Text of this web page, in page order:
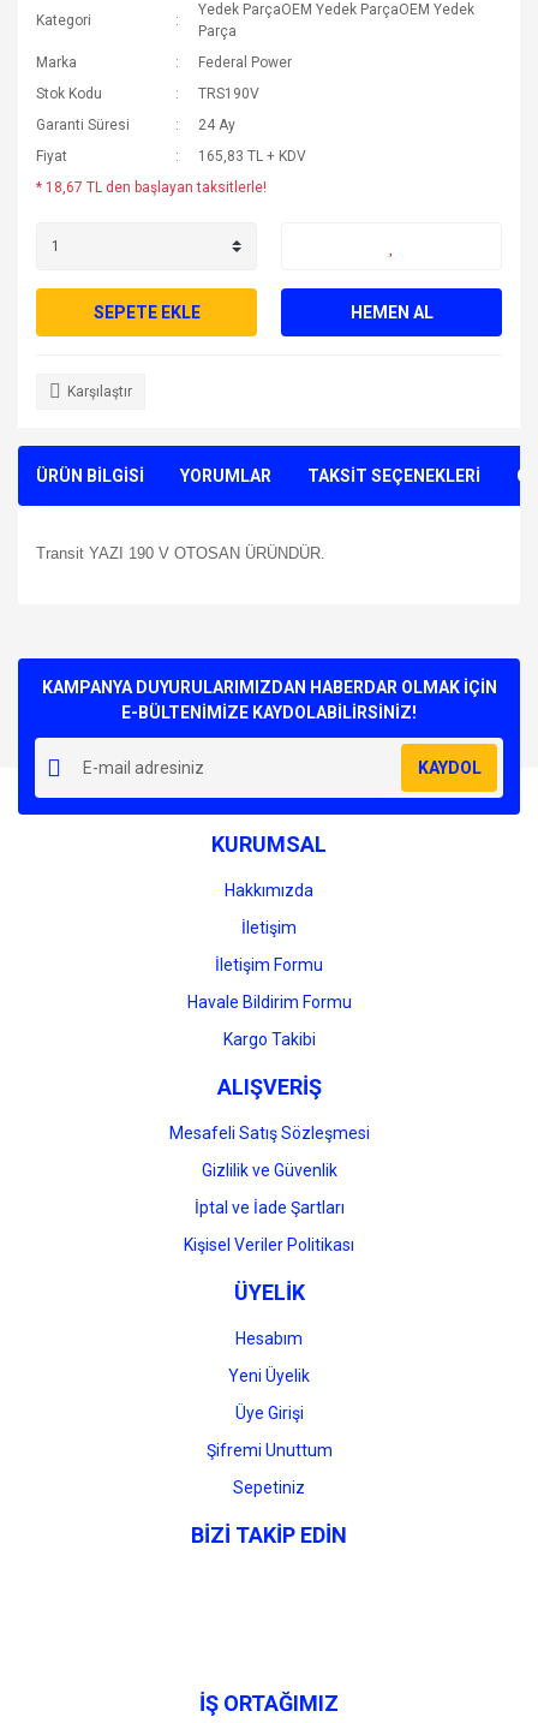
Kategori
Yedek ParçaOEM Yedek ParçaOEM Yedek
Parça
Marka
Federal Power
Stok Kodu
TRS190V
Garanti Süresi
24 Ay
Fiyat
165,83 TL + KDV
* 18,67 TL den başlayan taksitlerle!
SEPETE EKLE HEMEN AL
Karşılaştır
ÜRÜN BİLGİSİ YORUMLAR TAKSİT SEÇENEKLERİ
Transit YAZI 190 V OTOSAN ÜRÜNDÜR.
Yorum Yaz
kullanarak tarafımıza iletebilirsiniz.
Görüş ve önerileriniz için teşekkür ederiz.
Ürün resmi kalitesiz, bozuk veya görüntülenemiyor.
Ürün açıklamasında eksik bilgiler bulunuyor.
Ürün bilgilerinde hatalar bulunuyor.
Ürün fiyatı diğer sitelerden daha pahalı.
Gönder
KAMPANYA DUYURULARIMIZDAN HABERDAR OLMAK İÇİN
E-BÜLTENİMİZE KAYDOLABİLİRSİNİZ!
KAYDOL
KURUMSAL
Hakkımızda
İletişim
İletişim Formu
Havale Bildirim Formu
Kargo Takibi
ALIŞVERİŞ
Mesafeli Satış Sözleşmesi
Gizlilik ve Güvenlik
İptal ve İade Şartları
Kişisel Veriler Politikası
ÜYELİK
Hesabım
Yeni Üyelik
Üye Girişi
Şifremi Unuttum
Sepetiniz
BİZİ TAKİP EDİN
İŞ ORTAĞIMIZ